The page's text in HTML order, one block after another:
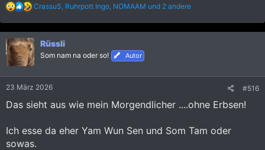
R
a
k
t
i
o
n
CrassuS Ruhrpott Ingo NOMAAM und 2 andere
Rüssli
Som nam na oder so! Autor
23 März 2026 #516
Das sieht aus wie mein Morgendlicher ....ohne Erbsen!
Ich esse da eher Yam Wun Sen und Som Tam oder
sowas.